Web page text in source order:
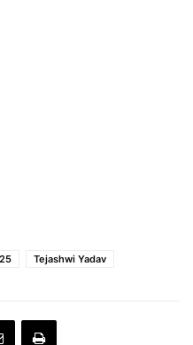
Tejashwi Yadav